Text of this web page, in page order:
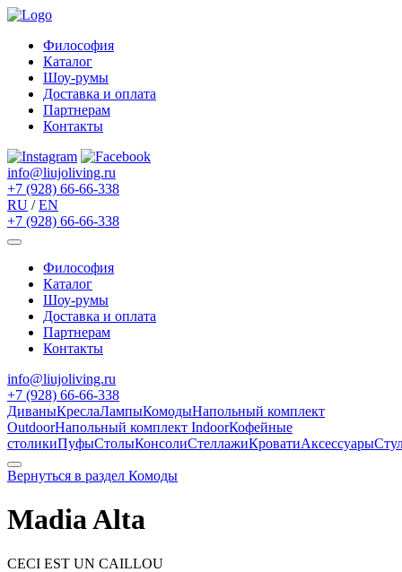
Философия
Каталог
Шоу-румы
Доставка и оплата
Партнерам
Контакты
info@liujoliving.ru
+7 (928) 66-66-338
RU /EN
+7 (928) 66-66-338
Философия
Каталог
Шоу-румы
Доставка и оплата
Партнерам
Контакты
info@liujoliving.ru
+7 (928) 66-66-338
ДиваныКреслаЛампыКомодыНапольный комплект
OutdoorНапольный комплект IndoorКофейные
столикиПуфыСтолыКонсолиСтеллажиКроватиАксессуары
Вернуться в раздел Комоды
Madia Alta
CECI EST UN CAILLOU